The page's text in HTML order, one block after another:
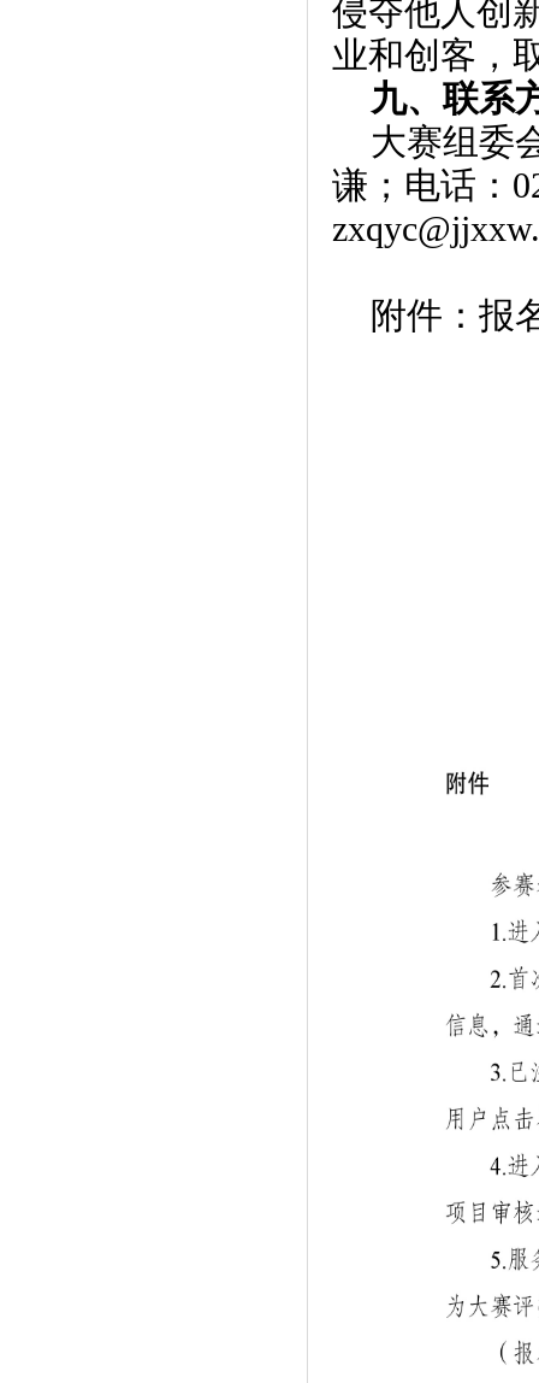
侵夺他人创
业和创客，
九、联系
大赛组委
谦；电话：
附件：报